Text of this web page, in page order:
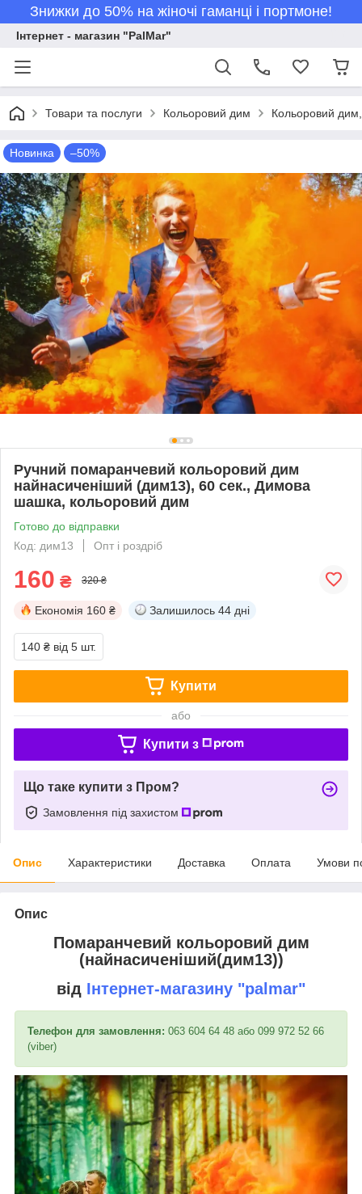
Знижки до 50% на жіночі гаманці і портмоне!
Інтернет - магазин "PalMar"
Товари та послуги Кольоровий дим Кольоровий
Новинка –50%
Ручний помаранчевий кольоровий дим
найнасиченіший (дим13), 60 сек., Димова
шашка, кольоровий дим
Готово до відправки
Код: дим13
Опт і роздріб
160 ₴ 320 ₴
Економія 160 ₴ Залишилось 44 дні
140 ₴ від 5 шт.
Купити
або
Купити з
Що таке купити з Пром?
Замовлення під захистом
Опис Характеристики Доставка Оплата Умови
Опис
Помаранчевий кольоровий дим
(найнасиченіший(дим13))
від Інтернет-магазину "palmar"
Телефон для замовлення: 063 604 64 48 або 099 972 52 66
(viber)